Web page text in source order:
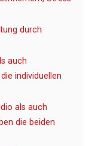
durch
auch
individuellen
als auch
die beiden